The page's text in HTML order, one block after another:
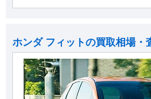
ホンダ フィットの買取相場・